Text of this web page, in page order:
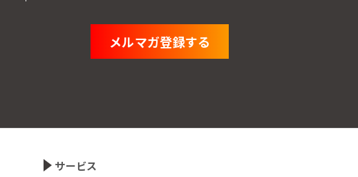
メルマガ登録する
サービス